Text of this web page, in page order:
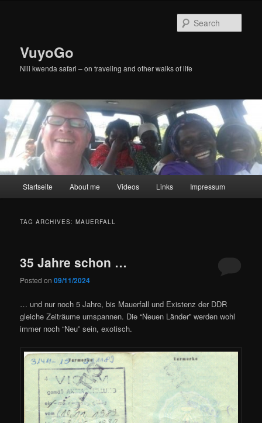
VuyoGo
Nili kwenda safari – on traveling and other walks of life
Startseite About me Videos Links Impressum
TAG ARCHIVES:MAUERFALL
35 Jahre schon …
Posted on09/11/2024
… und nur noch 5 Jahre, bis Mauerfall und Existenz der DDR
gleiche Zeiträume umspannen. Die “Neuen Länder” werden wohl
immer noch “Neu” sein, exotisch.